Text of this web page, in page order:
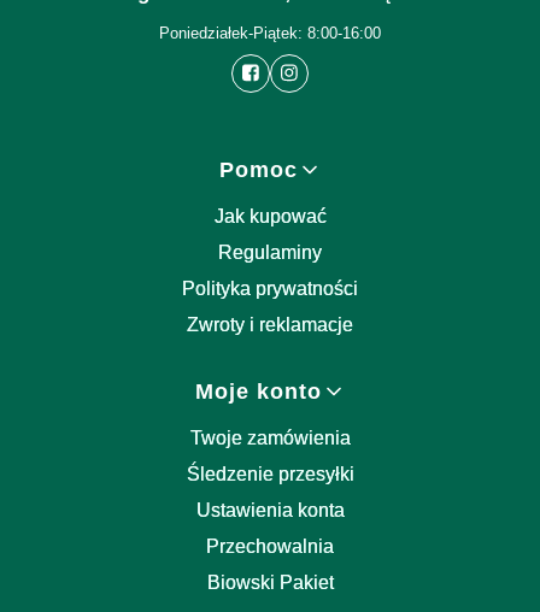
Poniedziałek-Piątek: 8:00-16:00
Pomoc
Jak kupować
Regulaminy
Polityka prywatności
Zwroty i reklamacje
Moje konto
Twoje zamówienia
Śledzenie przesyłki
Ustawienia konta
Przechowalnia
Biowski Pakiet